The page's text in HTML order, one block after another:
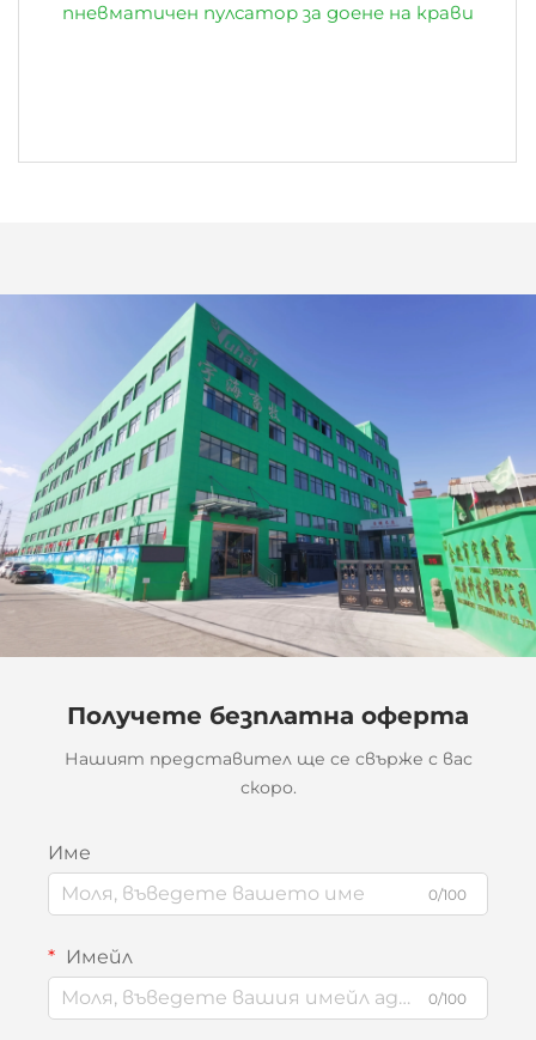
пневматичен пулсатор за доене на крави
Получете безплатна оферта
Нашият представител ще се свърже с вас
скоро.
Име
0/100
Имейл
0/100